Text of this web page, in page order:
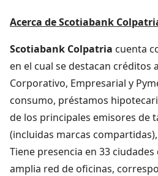
Acerca de Scotiabank
Scotiabank Colpatria cuenta
en el cual se destacan créditos
Corporativo, Empresarial y
consumo, préstamos
de los principales emisores de
(incluidas marcas
Tiene presencia en 33
amplia red de oficinas,